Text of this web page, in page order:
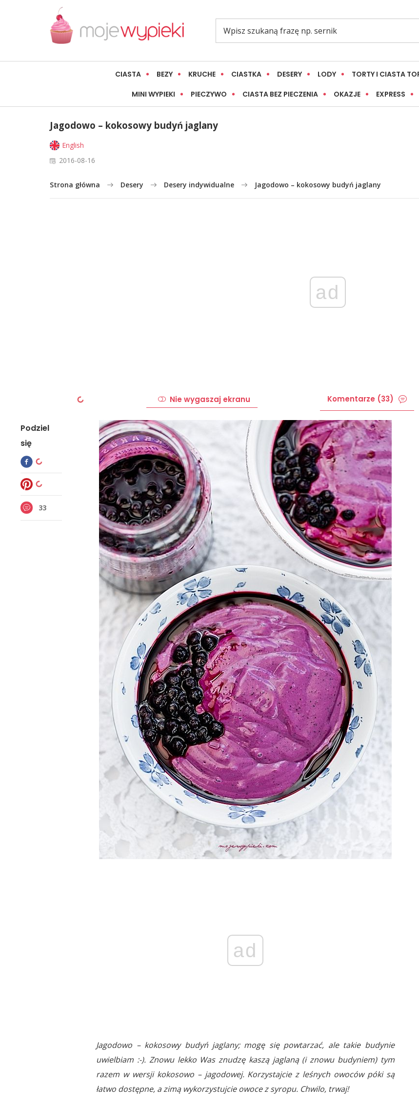
CIASTA BEZY KRUCHE CIASTKA DESERY LODY TORTY I CIASTA
MINI WYPIEKI PIECZYWO CIASTA BEZ PIECZENIA OKAZJE EXPRESS
Jagodowo – kokosowy budyń jaglany
English
2016-08-16
Strona główna Desery Desery indywidualne Jagodowo – kokosowy budyń jaglany
ad
Podziel
się
33
Nie wygaszaj ekranu Komentarze (33)
ad
Jagodowo – kokosowy budyń jaglany; mogę się powtarzać, ale takie budynie
uwielbiam :-). Znowu lekko Was znudzę kaszą jaglaną (i znowu budyniem) tym
razem w wersji kokosowo – jagodowej. Korzystajcie z leśnych owoców póki są
łatwo dostępne, a zimą wykorzystujcie owoce z syropu. Chwilo, trwaj!